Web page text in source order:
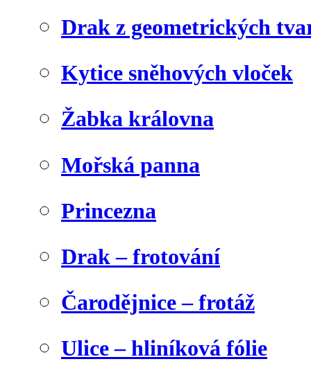
Drak z geometrických
Kytice sněhových vloček
Žabka královna
Mořská panna
Princezna
Drak – frotování
Čarodějnice – frotáž
Ulice – hliníková fólie